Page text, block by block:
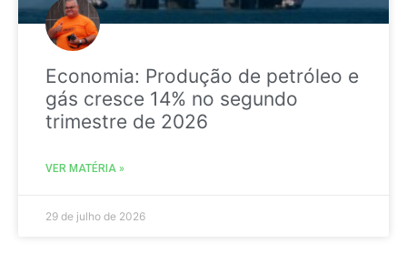
Economia: Produção de petróleo e
gás cresce 14% no segundo
trimestre de 2026
VER MATÉRIA »
29 de julho de 2026